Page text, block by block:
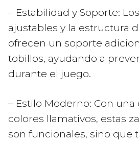
– Estabilidad y Soporte:
ajustables y la estructura
ofrecen un soporte
tobillos, ayudando a
durante el juego.
– Estilo Moderno: Con
colores llamativos, estas
son funcionales, sino que